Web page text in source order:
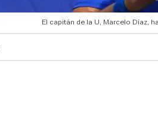
El capitán de la U, Marcelo Díaz,